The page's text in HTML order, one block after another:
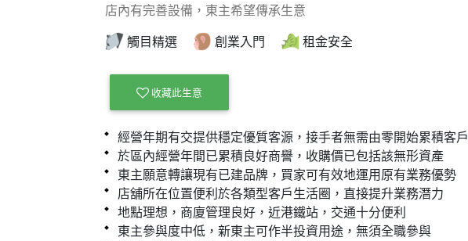
店內有完善設備，東主希望傳承生意
觸目精選
創業入門 租金安全
收藏此生意
經營年期有交提供穩定優質客源，接手者無需由零開始累積客戶
於區內經營年間已累積良好商譽，收購價已包括該無形資產
東主願意轉讓現有已建品牌，買家可有效地運用原有業務優勢
店舖所在位置便利於各類型客戶生活圈，直接提升業務潛力
地點理想，商廈管理良好，近港鐵站，交通十分便利
東主參與度中低，新東主可作半投資用途，無須全職參與